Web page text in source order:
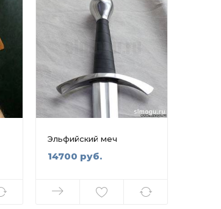
Эльфийский меч
14700 руб.